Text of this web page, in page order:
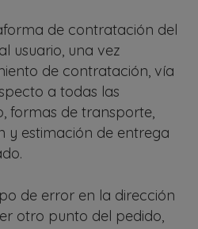
de contratación del
usuario, una vez
de contratación, vía
a todas las
formas de transporte,
y estimación de entrega
de error en la dirección
otro punto del pedido,